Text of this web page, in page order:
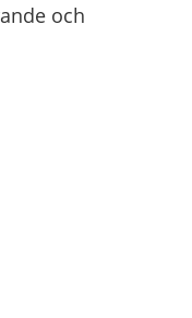
och